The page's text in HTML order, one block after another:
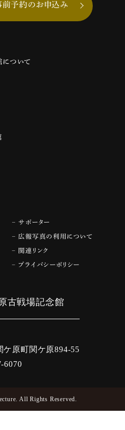
予約のお申込み
ついて
サポーター
広報写真の利用について
関連リンク
プライバシーポリシー
古戦場記念館
ケ原町関ケ原894-55
6070
All Rights Reserved.